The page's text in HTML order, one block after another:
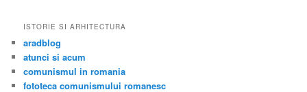
ISTORIE SI ARHITECTURA
aradblog
atunci si acum
comunismul in romania
fototeca comunismului romanesc